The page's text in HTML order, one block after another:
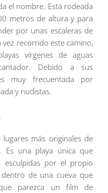
el nombre. Está rodeada
metros de altura y para
por unas escaleras de
recorrido este camino,
vírgenes de aguas
Debido a sus
muy frecuentada por
y nudistas.
más originales de
Es una playa única que
esculpidas por el propio
de una cueva que
parezca un film de